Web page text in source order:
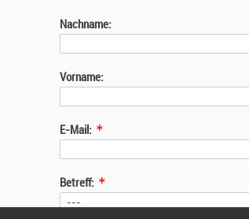
Nachname:
Vorname:
E-Mail:
Betreff: